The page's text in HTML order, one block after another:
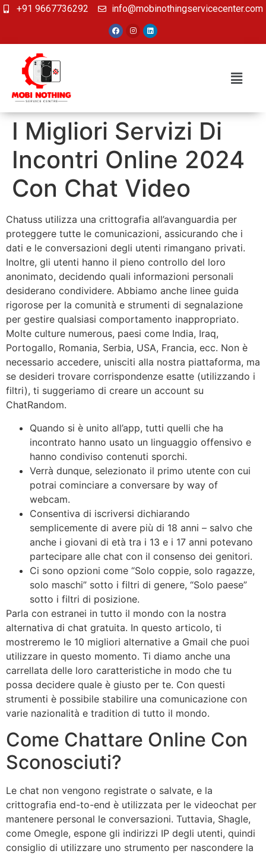
+91 9667736292 info@mobinothingservicecenter.com
I Migliori Servizi Di
Incontri Online 2024
Con Chat Video
Chatuss utilizza una crittografia all’avanguardia per
proteggere tutte le comunicazioni, assicurando che i
dati e le conversazioni degli utenti rimangano privati.
Inoltre, gli utenti hanno il pieno controllo del loro
anonimato, decidendo quali informazioni personali
desiderano condividere. Abbiamo anche linee guida
rigorose per la comunità e strumenti di segnalazione
per gestire qualsiasi comportamento inappropriato.
Molte culture numerous, paesi come India, Iraq,
Portogallo, Romania, Serbia, USA, Francia, ecc. Non è
necessario accedere, unisciti alla nostra piattaforma, ma
se desideri trovare corrispondenze esatte (utilizzando i
filtri), ti suggeriamo di creare un account su
ChatRandom.
Quando si è unito all’app, tutti quelli che ha
incontrato hanno usato un linguaggio offensivo e
hanno condiviso contenuti sporchi.
Verrà dunque, selezionato il primo utente con cui
potrai cominciare a conversare by way of
webcam.
Consentiva di iscriversi dichiarando
semplicemente di avere più di 18 anni – salvo che
anche i giovani di età tra i 13 e i 17 anni potevano
partecipare alle chat con il consenso dei genitori.
Ci sono opzioni come “Solo coppie, solo ragazze,
solo maschi” sotto i filtri di genere, “Solo paese”
sotto i filtri di posizione.
Parla con estranei in tutto il mondo con la nostra
alternativa di chat gratuita. In questo articolo, ti
mostreremo le 10 migliori alternative a Gmail che puoi
utilizzare in questo momento. Ti diamo anche una
carrellata delle loro caratteristiche in modo che tu
possa decidere quale è giusto per te. Con questi
strumenti è possibile stabilire una comunicazione con
varie nazionalità e tradition di tutto il mondo.
Come Chattare Online Con
Sconosciuti?
Le chat non vengono registrate o salvate, e la
crittografia end-to-end è utilizzata per le videochat per
mantenere personal le conversazioni. Tuttavia, Shagle,
come Omegle, espone gli indirizzi IP degli utenti, quindi
consiglio di utilizzare uno strumento per nascondere la